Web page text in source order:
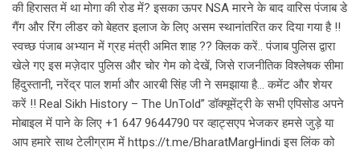
की हिरासत में था मोगा की रोड में? इसका ऊपर NSA मारने के बाद वारिस पंजाब डे
गैंग और रिंग लीडर को बेहतर इलाज के लिए असम स्थानांतरित कर दिया गया है !!
स्वच्छ पंजाब अभ्यान में ग्रह मंत्री अमित शाह ?? क्लिक करें.. पंजाब पुलिस द्वारा
खेले गए इस मज़ेदार पुलिस और चोर गेम को देखें, जिसे राजनीतिक विश्लेषक सीमा
हिंदुस्तानी, नरेंद्र पाल शर्मा और आरबी सिंह जी ने समझाया है… कमेंट और शेयर
करें !! Real Sikh History – The UnTold” डॉक्यूमेंट्री के सभी एपिसोड अपने
मोबाइल में पाने के लिए +1 647 9644790 पर व्हाट्सएप भेजकर हमसे जुड़े या
आप हमारे साथ टेलीग्राम में https://t.me/BharatMargHindi इस लिंक को